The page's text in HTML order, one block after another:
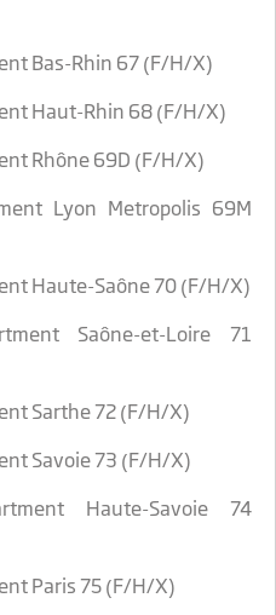
Bas-Rhin 67 (F/H/X)
Haut-Rhin 68 (F/H/X)
Rhône 69D (F/H/X)
Lyon Metropolis 69M
Haute-Saône 70 (F/H/X)
Saône-et-Loire 71
Sarthe 72 (F/H/X)
Savoie 73 (F/H/X)
Haute-Savoie 74
Paris 75 (F/H/X)